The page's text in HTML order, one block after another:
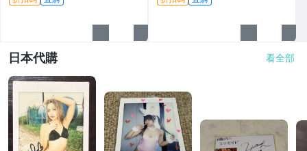
日本代購 看全部